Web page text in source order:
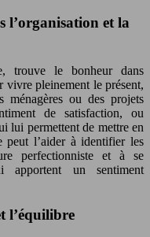
l’organisation et la
trouve le bonheur dans
vivre pleinement le présent,
ménagères ou des projets
de satisfaction, ou
lui permettent de mettre en
peut l’aider à identifier les
perfectionniste et à se
un sentiment
l’équilibre